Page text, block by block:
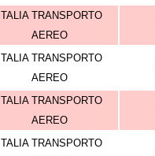
ITALIA TRANSPORTO
AEREO
ITALIA TRANSPORTO
AEREO
ITALIA TRANSPORTO
AEREO
ITALIA TRANSPORTO